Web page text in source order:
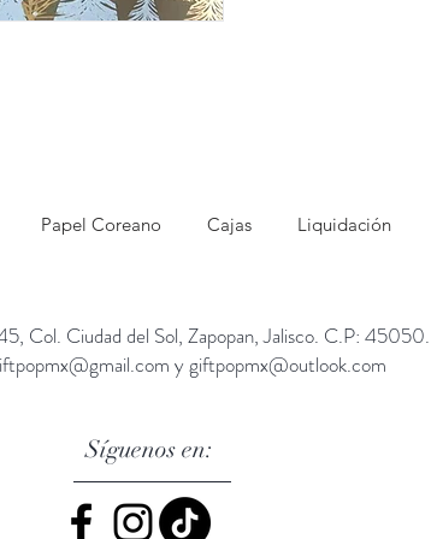
Papel Coreano Cajas Liquidación
Col. Ciudad del Sol, Zapopan, Jalisco. C.P: 45050.
ygiftpopmx@outlook.com
Síguenos en: